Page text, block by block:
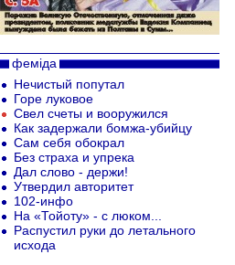
феміда
Нечистый попутал
Горе луковое
Cвел счеты и вооружился
Как задержали бомжа-убийцу
Сам себя обокрал
Без страха и упрека
Дал слово - держи!
Утвердил авторитет
102-инфо
На «Тойоту» - с люком...
Распустил руки до летального
исхода